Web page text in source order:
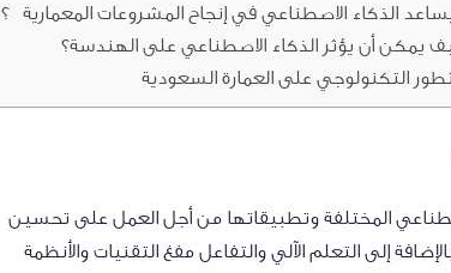
الذكاء الاصطناعي في إنجاح المشروعات المعمارية ؟
يمكن أن يؤثر الذكاء الاصطناعي على الهندسة؟
التكنولوجي على العمارة السعودية
المختلفة وتطبيقاتها من أجل العمل على تحسين
إلى التعلم الآلي والتفاعل مفغ التقنيات والأنظمة